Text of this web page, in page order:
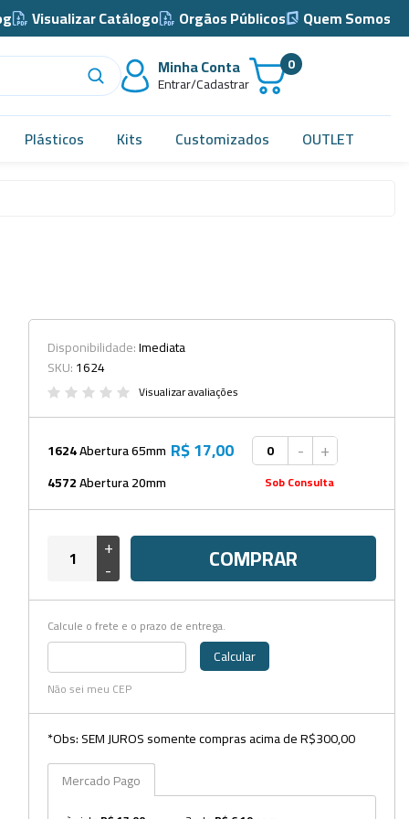
Visualizar Catálogo Orgãos Públicos
Quem Somos
Minha Conta
Entrar/Cadastrar
0
Plásticos
Bandejas
Barril, Barrilete e Bombonas
Beckers
Borrifadores
Cachimbos
Cassetes
Cálices e Copos
Cestos e Baldes
Coletores
Cones
Cubetas
Dessecadores
Kits Customizados OUTLET
Disponibilidade:Imediata
SKU:1624
Visualizar avaliações
1624Abertura 65mm R$ 17,00 - +
4572Abertura 20mm Sob Consulta
+
- COMPRAR
Calcule o frete e o prazo de entrega.
Calcular
Não sei meu CEP
*Obs: SEM JUROS somente compras acima de R$300,00
Mercado Pago